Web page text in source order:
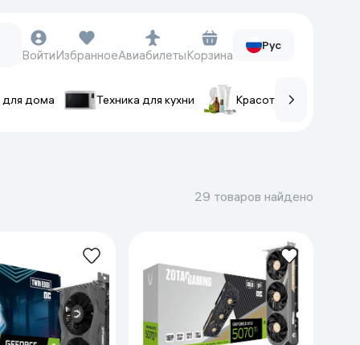
Ремешки для часов
Фотоаппараты и видеокамеры
Фотоаппараты
ВойтиИзбранноеАвиабилетыКорзина
Рус
для дома Техника для кухни Красота и уход
29 товаров найдено